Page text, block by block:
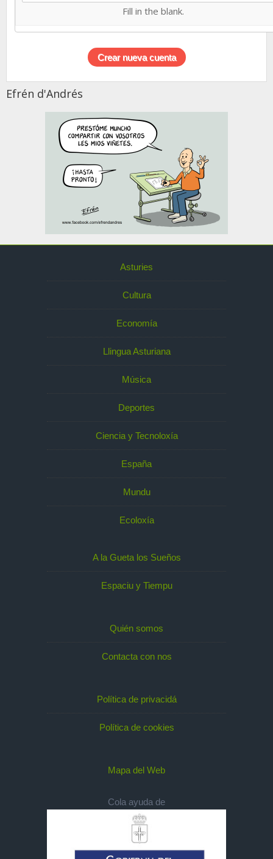
Fill in the blank.
Efrén d'Andrés
Asturies
Cultura
Economía
Llingua Asturiana
Música
Deportes
Ciencia y Tecnoloxía
España
Mundu
Ecoloxía
A la Gueta los Sueños
Espaciu y Tiempu
Quién somos
Contacta con nos
Política de privacidá
Política de cookies
Mapa del Web
Cola ayuda de